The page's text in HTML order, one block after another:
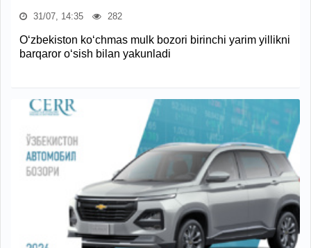
31/07, 14:35 282
O‘zbekiston ko‘chmas mulk bozori birinchi yarim yillikni
barqaror o‘sish bilan yakunladi